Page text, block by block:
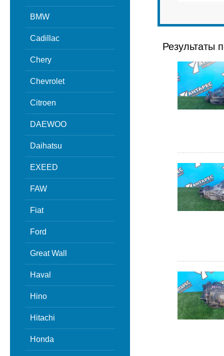
BMW
Cadillac
Chery
Chevrolet
Citroen
DAEWOO
Daihatsu
EXEED
FAW
Fiat
Ford
Great Wall
Haval
Hino
Hitachi
Honda
Результаты